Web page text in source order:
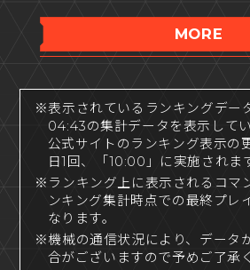
MORE
※表示されているランキングデー
04:43の集計データを表示してい
公式サイトのランキング表示の
日1回、「10:00」に実施されま
※ランキング上に表示されるコマ
ンキング集計時点での最終プレ
なります。
※機械の通信状況により、データ
合がございますので予めご了承